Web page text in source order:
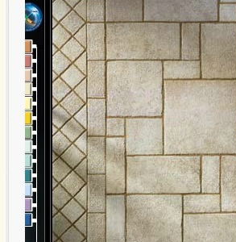
Wycena usług
Kontakt